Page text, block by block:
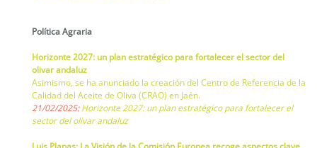
Política Agraria
Horizonte 2027: un plan estratégico para fortalecer el sector del
olivar andaluz
Asimismo, se ha anunciado la creación del Centro de Referencia de la
Calidad del Aceite de Oliva (CRAO) en Jaén.
21/02/2025:Horizonte 2027: un plan estratégico para fortalecer el
sector del olivar andaluz